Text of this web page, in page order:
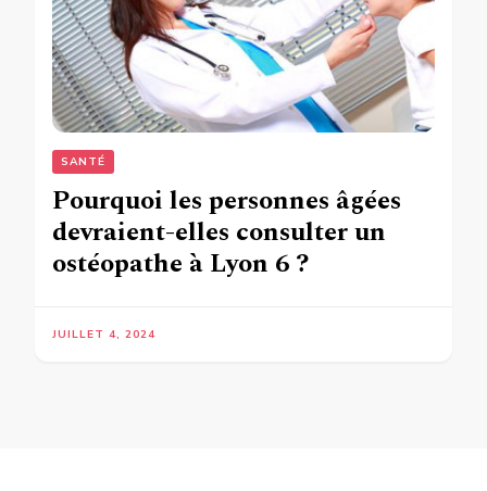
SANTÉ
Pourquoi les personnes âgées
devraient-elles consulter un
ostéopathe à Lyon 6 ?
JUILLET 4, 2024